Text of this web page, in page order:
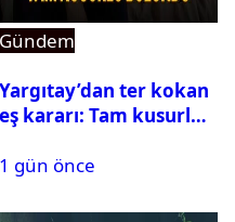
Gündem
Yargıtay’dan ter kokan
eş kararı: Tam kusurlu
1 gün önce